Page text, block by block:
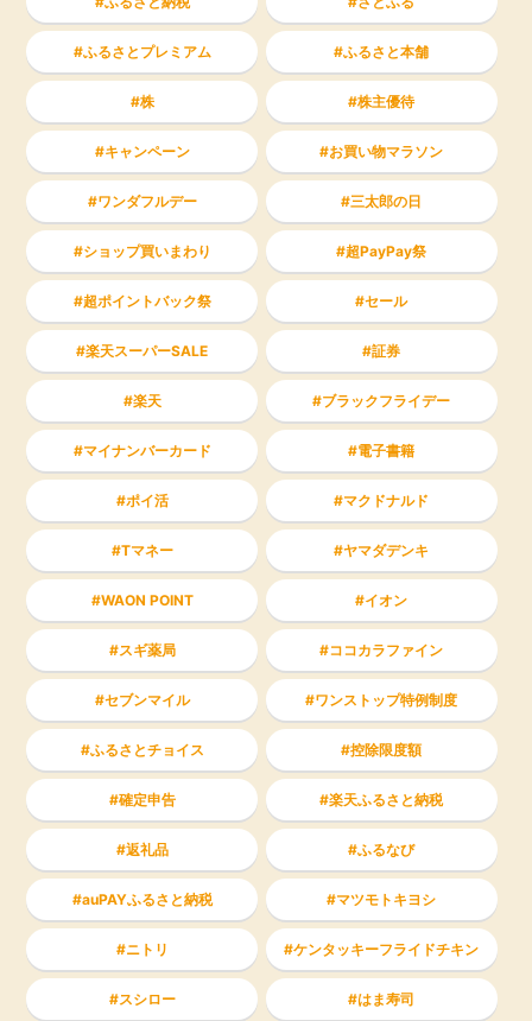
ふるさとプレミアム ふるさと本舗
株 株主優待
キャンペーン お買い物マラソン
ワンダフルデー 三太郎の日
ショップ買いまわり 超PayPay祭
超ポイントバック祭 セール
楽天スーパーSALE 証券
楽天 ブラックフライデー
マイナンバーカード 電子書籍
ポイ活 マクドナルド
Tマネー ヤマダデンキ
WAON POINT イオン
スギ薬局 ココカラファイン
セブンマイル ワンストップ特例制度
ふるさとチョイス 控除限度額
確定申告 楽天ふるさと納税
返礼品 ふるなび
auPAYふるさと納税 マツモトキヨシ
ニトリ ケンタッキーフライドチキン
スシロー はま寿司